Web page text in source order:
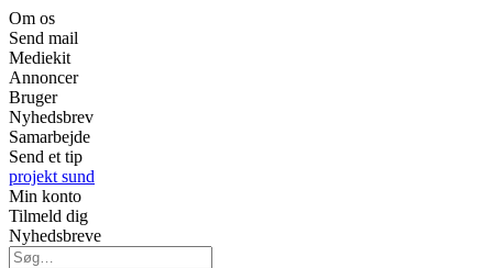
Om os
Send mail
Mediekit
Annoncer
Bruger
Nyhedsbrev
Samarbejde
Send et tip
projekt sund
Min konto
Tilmeld dig
Nyhedsbreve